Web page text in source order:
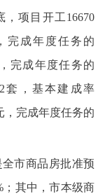
项目开工16670
完成年度任务的
完成年度任务的
套，基本建成率
，完成年度任务的
市商品房批准预
；其中，市本级商